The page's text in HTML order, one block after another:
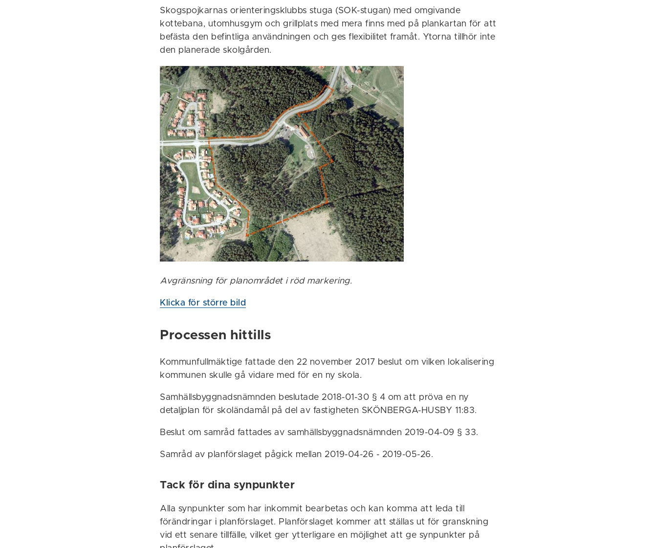
Skogspojkarnas orienteringsklubbs stuga (SOK-stugan) med omgivande
kottebana, utomhusgym och grillplats med mera finns med på plankartan för att
befästa den befintliga användningen och ges flexibilitet framåt. Ytorna tillhör inte
den planerade skolgården.
Avgränsning för planområdet i röd markering.
Klicka för större bild
Processen hittills
Kommunfullmäktige fattade den 22 november 2017 beslut om vilken lokalisering
kommunen skulle gå vidare med för en ny skola.
Samhällsbyggnadsnämnden beslutade 2018-01-30 § 4 om att pröva en ny
detaljplan för skoländamål på del av fastigheten SKÖNBERGA-HUSBY 11:83.
Beslut om samråd fattades av samhällsbyggnadsnämnden 2019-04-09 § 33.
Samråd av planförslaget pågick mellan 2019-04-26 - 2019-05-26.
Tack för dina synpunkter
Alla synpunkter som har inkommit bearbetas och kan komma att leda till
förändringar i planförslaget. Planförslaget kommer att ställas ut för granskning
vid ett senare tillfälle, vilket ger ytterligare en möjlighet att ge synpunkter på